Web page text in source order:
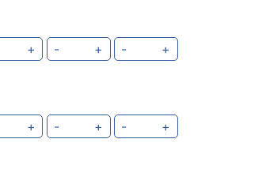
+ - + - +
+ - + - +